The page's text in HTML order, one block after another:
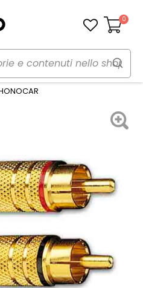
Carrello
0
mobile